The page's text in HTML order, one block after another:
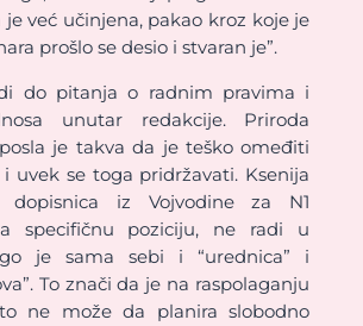
već učinjena, pakao kroz koje je
prošlo se desio i stvaran je”.
do pitanja o radnim pravima i
unutar redakcije. Priroda
je takva da je teško omeđiti
uvek se toga pridržavati. Ksenija
dopisnica iz Vojvodine za N1
specifičnu poziciju, ne radi u
je sama sebi i “urednica” i
To znači da je na raspolaganju
ne može da planira slobodno